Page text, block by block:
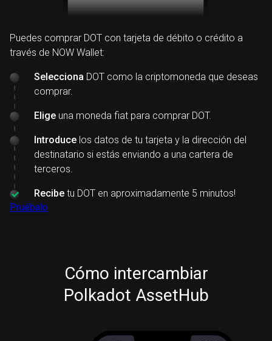
Puedes comprar DOT con tarjeta de débito o crédito a
través de NOW Wallet:
Selecciona DOT como la criptomoneda que deseas
comprar.
Elige una moneda fiat para comprar DOT.
Introduce los datos de tu tarjeta y la dirección del
destinatario si estás enviando a una cartera de
terceros.
Recibe tu DOT en aproximadamente 5 minutos!
Pruébalo
Cómo intercambiar
Polkadot AssetHub